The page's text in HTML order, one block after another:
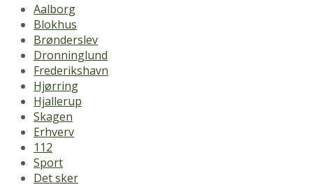
Aalborg
Blokhus
Brønderslev
Dronninglund
Frederikshavn
Hjørring
Hjallerup
Skagen
Erhverv
112
Sport
Det sker